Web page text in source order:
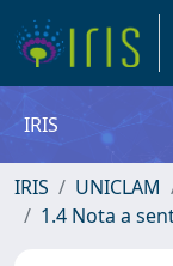
IRIS
IRIS UNICLAM
1.4 Nota a